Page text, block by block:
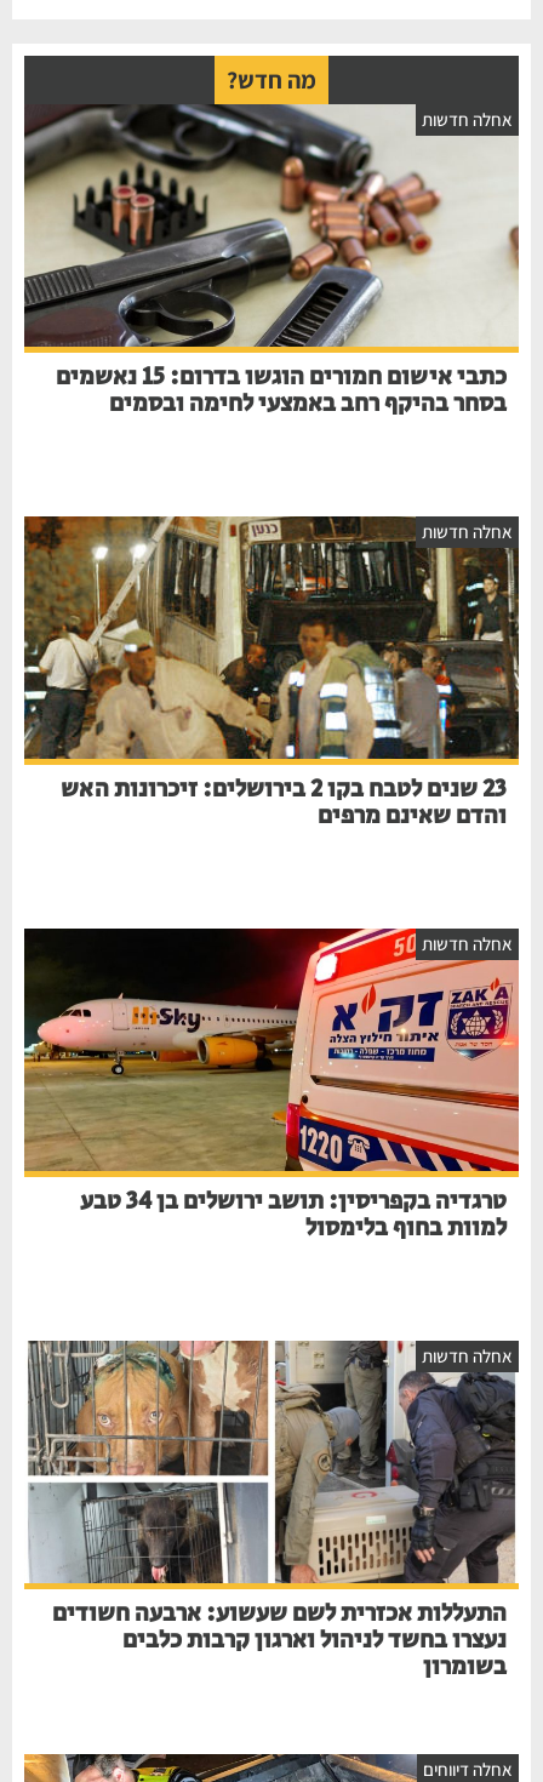
מה חדש?
אחלה חדשות
כתבי אישום חמורים הוגשו בדרום: 15 נאשמים
בסחר בהיקף רחב באמצעי לחימה ובסמים
אחלה חדשות
23 שנים לטבח בקו 2 בירושלים: זיכרונות האש
והדם שאינם מרפים
אחלה חדשות
טרגדיה בקפריסין: תושב ירושלים בן 34 טבע
למוות בחוף בלימסול
אחלה חדשות
התעללות אכזרית לשם שעשוע: ארבעה חשודים
נעצרו בחשד לניהול וארגון קרבות כלבים
בשומרון
אחלה דיווחים